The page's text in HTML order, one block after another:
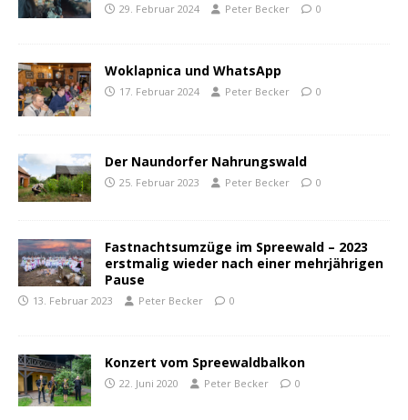
29. Februar 2024 Peter Becker 0
Woklapnica und WhatsApp
17. Februar 2024 Peter Becker 0
Der Naundorfer Nahrungswald
25. Februar 2023 Peter Becker 0
Fastnachtsumzüge im Spreewald – 2023
erstmalig wieder nach einer mehrjährigen
Pause
13. Februar 2023 Peter Becker 0
Konzert vom Spreewaldbalkon
22. Juni 2020 Peter Becker 0